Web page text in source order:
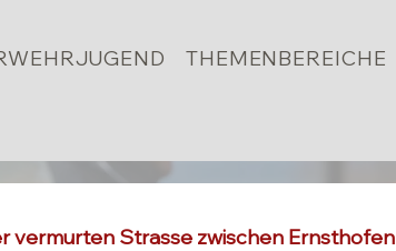
THEMENBEREICHE
vermurten Strasse zwischen Ernsthofen